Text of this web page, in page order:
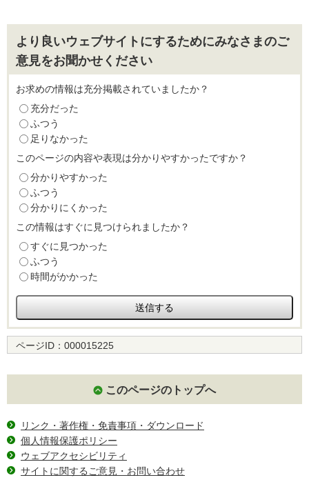
より良いウェブサイトにするためにみなさまのご
意見をお聞かせください
お求めの情報は充分掲載されていましたか？
充分だった
ふつう
足りなかった
このページの内容や表現は分かりやすかったですか？
分かりやすかった
ふつう
分かりにくかった
この情報はすぐに見つけられましたか？
すぐに見つかった
ふつう
時間がかかった
ページID： 000015225
このページのトップへ
リンク・著作権・免責事項・ダウンロード
個人情報保護ポリシー
ウェブアクセシビリティ
サイトに関するご意見・お問い合わせ